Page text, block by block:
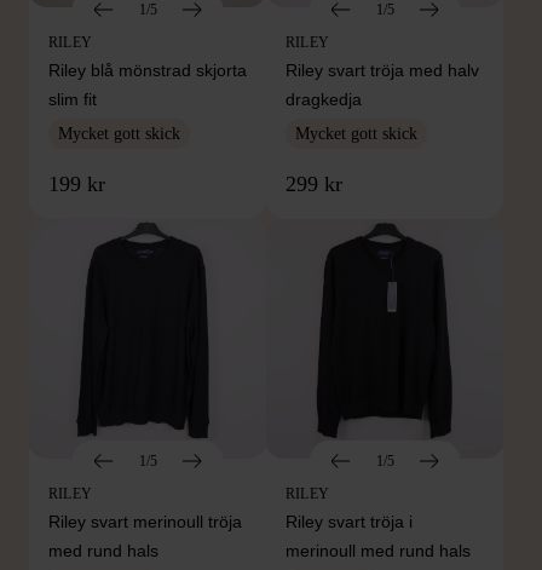
1/5
RILEY
Riley blå mönstrad skjorta
slim fit
Mycket gott skick
199 kr
1/5
RILEY
Riley svart tröja med halv
dragkedja
Mycket gott skick
299 kr
1/5
RILEY
Riley svart merinoull tröja
med rund hals
1/5
RILEY
Riley svart tröja i
merinoull med rund hals